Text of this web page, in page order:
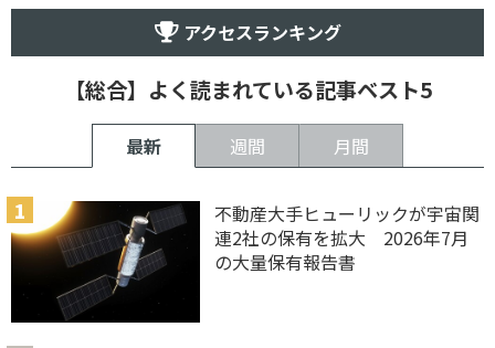
アクセスランキング
【総合】よく読まれている記事ベスト5
最新 週間 月間
不動産大手ヒューリックが宇宙関
連2社の保有を拡大 2026年7月
の大量保有報告書